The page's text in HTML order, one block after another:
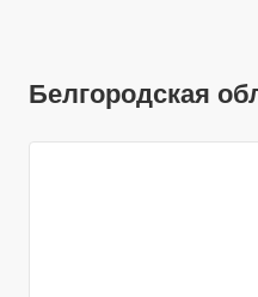
Белгородская